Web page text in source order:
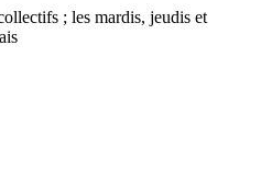
; les mardis, jeudis et